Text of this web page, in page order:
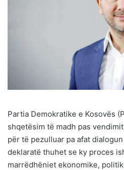
Partia Demokratike e Kosovës
shqetësim të madh pas
për të pezulluar pa afat
deklaratë thuhet se ky proces
marrëdhëniet ekonomike,